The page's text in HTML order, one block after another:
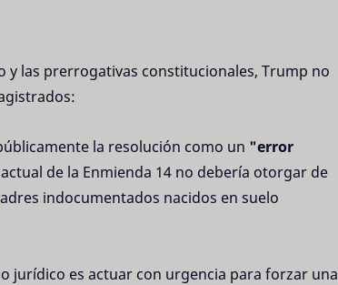
las prerrogativas constitucionales, Trump no
la resolución como un "error
de la Enmienda 14 no debería otorgar de
indocumentados nacidos en suelo
jurídico es actuar con urgencia para forzar una